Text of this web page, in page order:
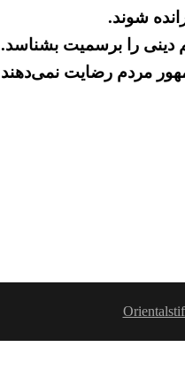
شوند.
دینی را برسمیت بشناسد.